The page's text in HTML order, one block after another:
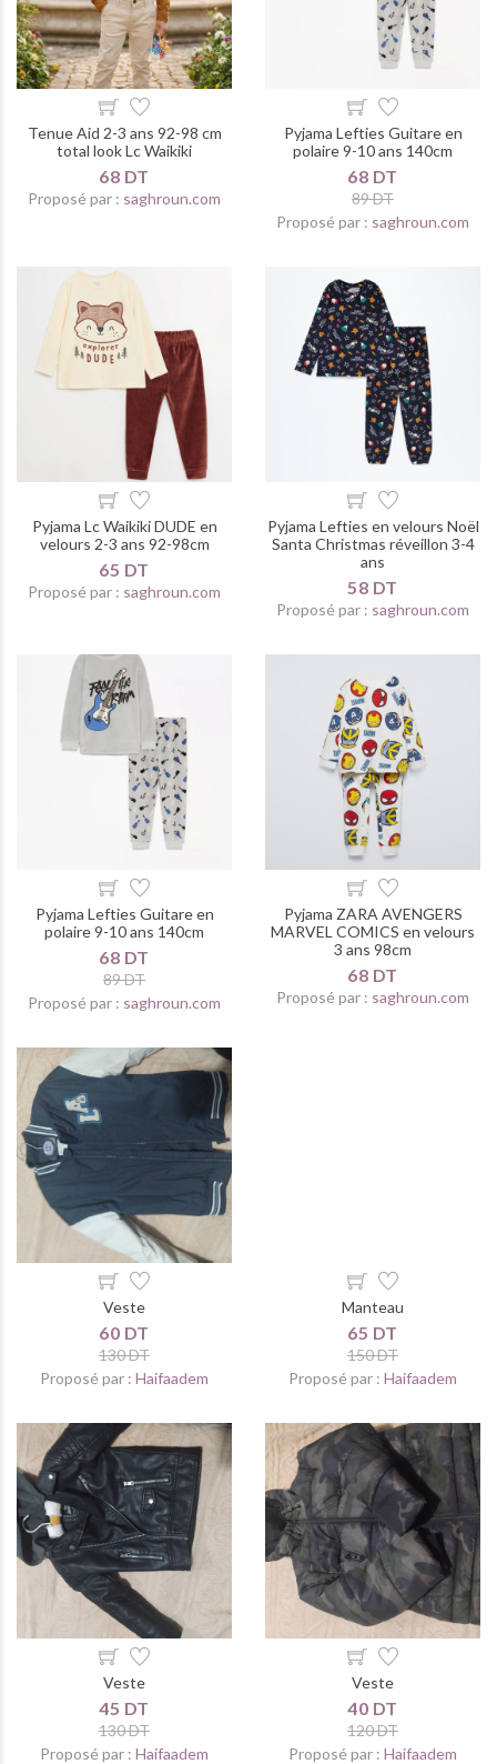
Tenue Aid 2-3 ans 92-98 cm
total look Lc Waikiki
68 DT
Proposé par : saghroun.com
Pyjama Lefties Guitare en
polaire 9-10 ans 140cm
68 DT
89 DT
Proposé par : saghroun.com
Pyjama Lc Waikiki DUDE en
velours 2-3 ans 92-98cm
65 DT
Proposé par : saghroun.com
Pyjama Lefties en velours Noël
Santa Christmas réveillon 3-4
ans
58 DT
Proposé par : saghroun.com
Pyjama Lefties Guitare en
polaire 9-10 ans 140cm
68 DT
89 DT
Proposé par : saghroun.com
Pyjama ZARA AVENGERS
MARVEL COMICS en velours
3 ans 98cm
68 DT
Proposé par : saghroun.com
Veste
60 DT
130 DT
Proposé par : Haifaadem
Manteau
65 DT
150 DT
Proposé par : Haifaadem
Veste
45 DT
130 DT
Proposé par : Haifaadem
Veste
40 DT
120 DT
Proposé par : Haifaadem